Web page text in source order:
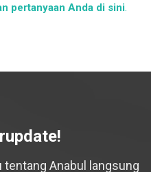
pertanyaan Anda di sini.
Anabul langsung